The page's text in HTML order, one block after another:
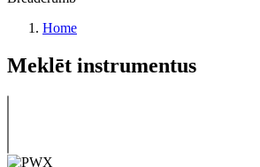
Home
Meklēt instrumentus